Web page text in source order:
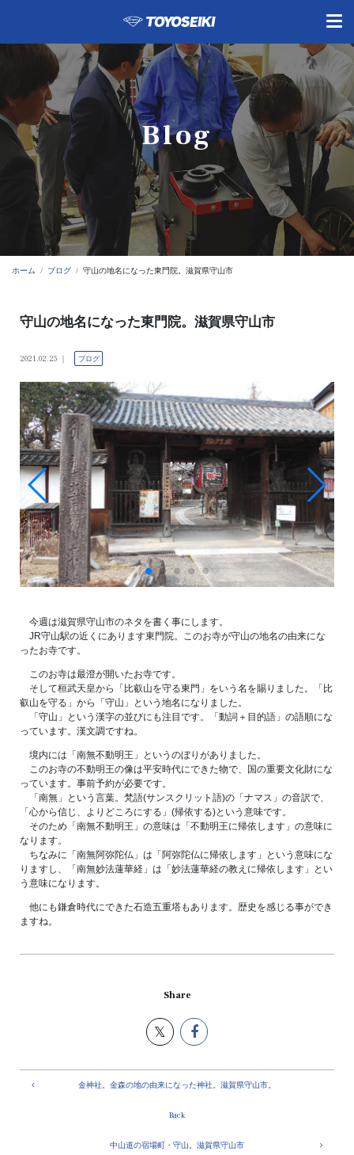
Blog
ホーム ブログ 守山の地名になった東門院。滋賀県守山市
守山の地名になった東門院。滋賀県守山市
2021.02.25 ブログ
今週は滋賀県守山市のネタを書く事にします。
JR守山駅の近くにあります東門院。このお寺が守山の地名の由来にな
ったお寺です。
このお寺は最澄が開いたお寺です。
そして桓武天皇から「比叡山を守る東門」をいう名を賜りました。「比
叡山を守る」から「守山」という地名になりました。
「守山」という漢字の並びにも注目です。「動詞＋目的語」の語順にな
っています。漢文調ですね。
境内には「南無不動明王」というのぼりがありました。
このお寺の不動明王の像は平安時代にできた物で、国の重要文化財にな
っています。事前予約が必要です。
「南無」という言葉。梵語(サンスクリット語)の「ナマス」の音訳で、
「心から信じ、よりどころにする」(帰依する)という意味です。
そのため「南無不動明王」の意味は「不動明王に帰依します」の意味に
なります。
ちなみに「南無阿弥陀仏」は「阿弥陀仏に帰依します」という意味にな
りますし、「南無妙法蓮華経」は「妙法蓮華経の教えに帰依します」とい
う意味になります。
他にも鎌倉時代にできた石造五重塔もあります。歴史を感じる事ができ
ますね。
Share
金神社。金森の地の由来になった神社。滋賀県守山市。
Back
中山道の宿場町・守山。滋賀県守山市